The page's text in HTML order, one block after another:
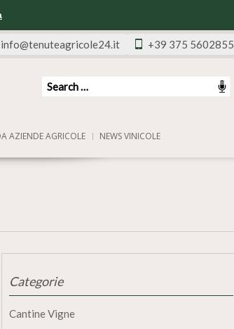
+39 375 5602855
info@tenuteagricole24.it
AZIENDE AGRICOLE NEWS VINICOLE
Categorie
Cantine Vigne